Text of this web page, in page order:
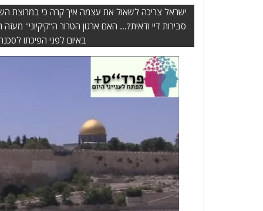
ישראל צריכה לשאול את עצמה איך קרה כי במרוצת
סבירות דיי ודאית?… האם ארגון הטרור ה"קיקיוני"
באיום לפני הפיכתו